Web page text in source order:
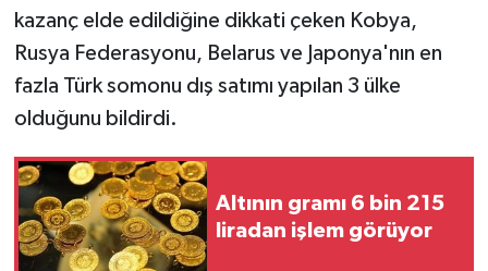
kazanç elde edildiğine dikkati çeken Kobya,
Rusya Federasyonu, Belarus ve Japonya'nın en
fazla Türk somonu dış satımı yapılan 3 ülke
olduğunu bildirdi.
Altının gramı 6 bin 215
liradan işlem görüyor